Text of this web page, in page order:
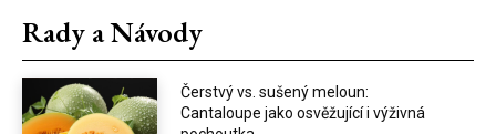
Rady a Návody
Čerstvý vs. sušený meloun:
Cantaloupe jako osvěžující i výživná